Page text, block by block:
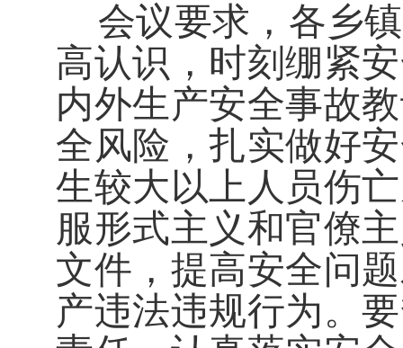
会议要求 ， 各乡镇
高认识 ， 时刻绷紧
内外生产安全事故
全风险，扎实做好
生较大以上 人员伤
服形式主义和官僚
文件，提高安全问
产违法违规行为。